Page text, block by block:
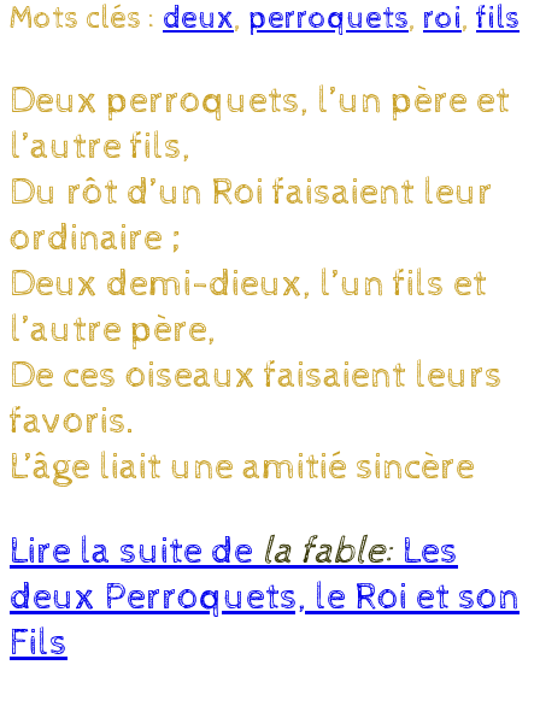
Mots clés : deux, perroquets, roi, fils
Deux perroquets, l’un père et
l’autre fils,
Du rôt d’un Roi faisaient leur
ordinaire ;
Deux demi-dieux, l’un fils et
l’autre père,
De ces oiseaux faisaient leurs
favoris.
L’âge liait une amitié sincère
Lire la suite de la fable: Les
deux Perroquets, le Roi et son
Fils